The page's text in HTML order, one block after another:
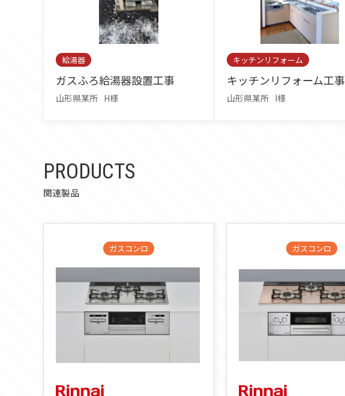
給湯器
ガスふろ給湯器設置工事
山形県某所 H様
キッチンリフォーム
キッチンリフォーム工事
山形県某所 I様
PRODUCTS
関連製品
ガスコンロ ガスコンロ